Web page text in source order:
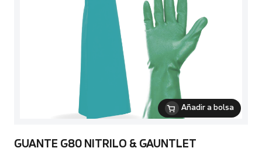
Añadir a bolsa
GUANTE G80 NITRILO & GAUNTLET